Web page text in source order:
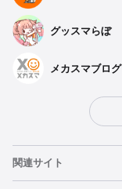
グッスマらぼ
メカスマブログ
関連サイト